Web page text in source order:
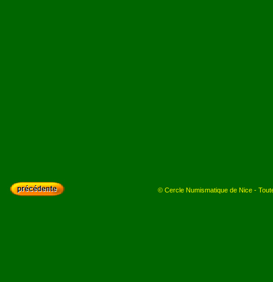
© Cercle Numismatique de Nice -